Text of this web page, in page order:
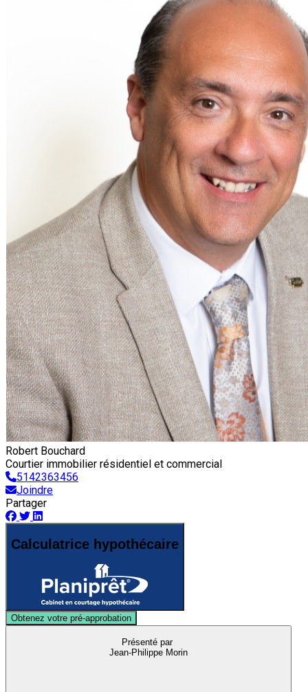
Robert Bouchard
Courtier immobilier résidentiel et commercial
5142363456
Joindre
Partager
Calculatrice hypothécaire
Obtenez votre pré-approbation
Présenté par
Jean-Philippe Morin